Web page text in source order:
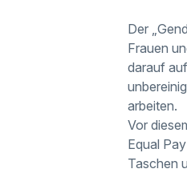
Der
Frauen
darauf
arbeiten.
Vor
Equal
Taschen